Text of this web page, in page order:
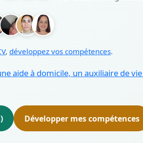
, développez vos compétences.
aide à domicile, un auxiliaire de
Développer mes compétences